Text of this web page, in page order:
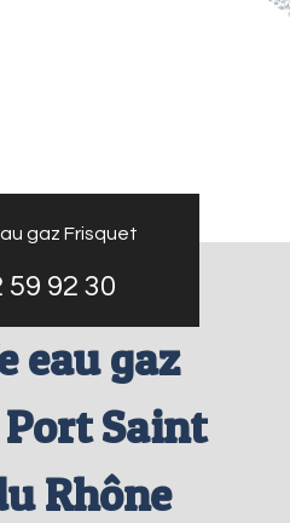
gaz Frisquet
59 92 30
eau gaz
Saint
Rhône